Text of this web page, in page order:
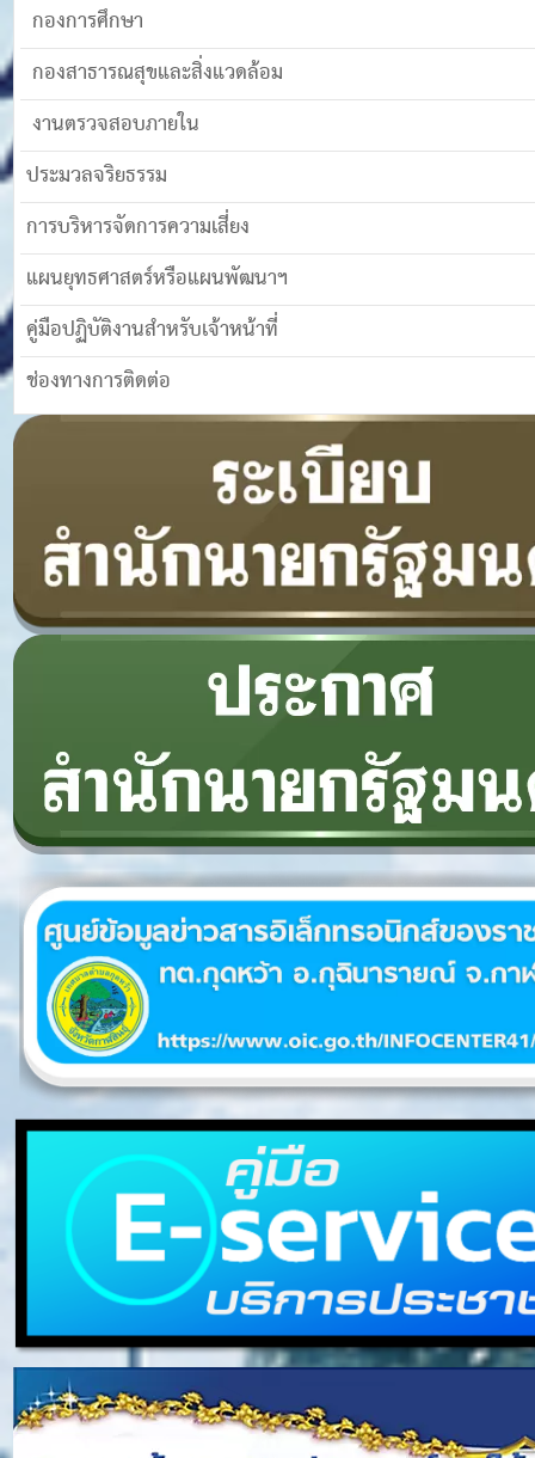
กองการศึกษา
กองสาธารณสุขและสิ่งแวดล้อม
งานตรวจสอบภายใน
ประมวลจริยธรรม
การบริหารจัดการความเสี่ยง
แผนยุทธศาสตร์หรือแผนพัฒนาฯ
คู่มือปฏิบัติงานสำหรับเจ้าหน้าที่
ช่องทางการติดต่อ